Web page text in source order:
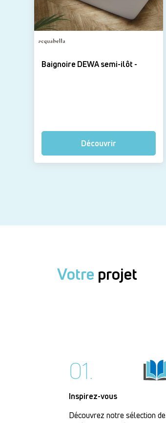
Baignoire DEWA semi-ilôt -
Découvrir
Votre projet
01.
Inspirez-vous
Découvrez notre sélection de